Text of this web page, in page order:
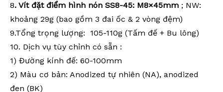
8. Vít đặt điểm hình nón SS8-45: M8×45mm ; NW:
khoảng 29g (bao gồm 3 đai ốc & 2 vòng đệm)
9.Tổng trọng lượng: 105-110g (Tấm đế + Bu lông)
10. Dịch vụ tùy chỉnh có sẵn :
1) Đường kính đế: 60-100mm
2) Màu cơ bản: Anodized tự nhiên (NA), anodized
đen (BK)